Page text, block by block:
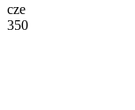
cze
350